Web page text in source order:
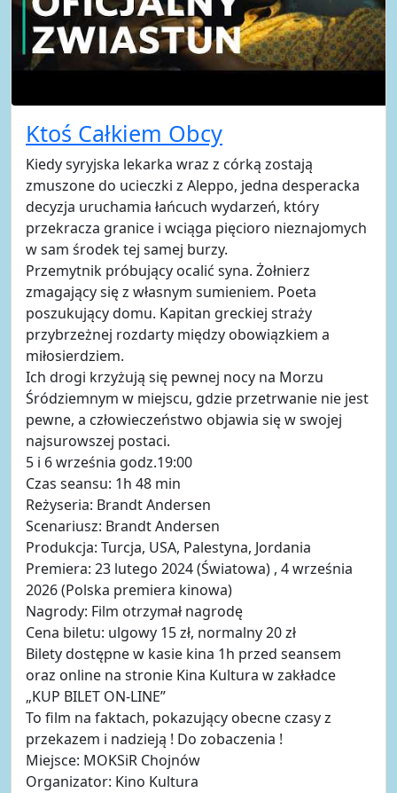
Ktoś Całkiem Obcy
Kiedy syryjska lekarka wraz z córką zostają
zmuszone do ucieczki z Aleppo, jedna desperacka
decyzja uruchamia łańcuch wydarzeń, który
przekracza granice i wciąga pięcioro nieznajomych
w sam środek tej samej burzy.
Przemytnik próbujący ocalić syna. Żołnierz
zmagający się z własnym sumieniem. Poeta
poszukujący domu. Kapitan greckiej straży
przybrzeżnej rozdarty między obowiązkiem a
miłosierdziem.
Ich drogi krzyżują się pewnej nocy na Morzu
Śródziemnym w miejscu, gdzie przetrwanie nie jest
pewne, a człowieczeństwo objawia się w swojej
najsurowszej postaci.
5 i 6 września godz.19:00
Czas seansu: 1h 48 min
Reżyseria: Brandt Andersen
Scenariusz: Brandt Andersen
Produkcja: Turcja, USA, Palestyna, Jordania
Premiera: 23 lutego 2024 (Światowa) , 4 września
2026 (Polska premiera kinowa)
Nagrody: Film otrzymał nagrodę
Cena biletu: ulgowy 15 zł, normalny 20 zł
Bilety dostępne w kasie kina 1h przed seansem
oraz online na stronie Kina Kultura w zakładce
„KUP BILET ON-LINE”
To film na faktach, pokazujący obecne czasy z
przekazem i nadzieją ! Do zobaczenia !
Miejsce: MOKSiR Chojnów
Organizator: Kino Kultura